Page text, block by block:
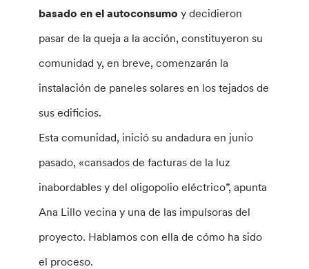
basado en el autoconsumoy decidieron
pasar de la queja a la acción, constituyeron su
comunidad y, en breve, comenzarán la
instalación de paneles solares en los tejados de
sus edificios.
Esta comunidad, inició su andadura en junio
pasado, «cansados de facturas de la luz
inabordables y del oligopolio eléctrico”, apunta
Ana Lillo vecina y una de las impulsoras del
proyecto. Hablamos con ella de cómo ha sido
el proceso.